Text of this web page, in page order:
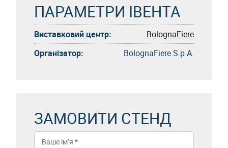
ПАРАМЕТРИ ІВЕНТА
Виставковий центр:
BolognaFiere
Організатор:
BolognaFiere S.p.A.
ЗАМОВИТИ СТЕНД